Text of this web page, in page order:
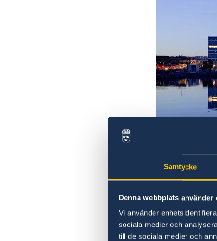
Samtycke
Denna webbplats använder
Vi använder
sociala medier och
till de sociala medier och